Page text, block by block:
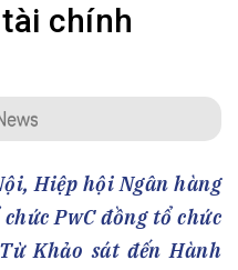
chính
Hiệp hội Ngân hàng
PwC đồng tổ chức
Khảo sát đến Hành